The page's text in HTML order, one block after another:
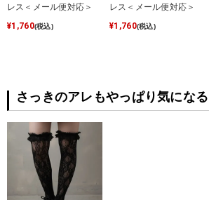
レス＜メール便対応＞
¥1,760(税込)
レス＜メール便対応＞
¥1,760(税込)
さっきのアレもやっぱり気になる